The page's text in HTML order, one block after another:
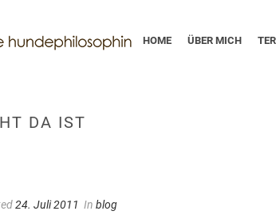
HOME ÜBER MICH
DA IST
24. Juli 2011 In blog